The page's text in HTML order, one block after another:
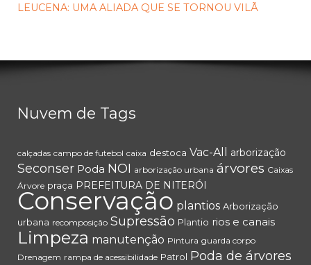
LEUCENA: UMA ALIADA QUE SE TORNOU VILÃ
Nuvem de Tags
calçadas campo de futebol caixa destoca Vac-All arborização
Seconser Poda NOI arborização urbana árvores Caixas
Árvore praça PREFEITURA DE NITERÓI
Conservação plantios Arborização
urbana recomposição Supressão Plantio rios e canais
Limpeza manutenção Pintura guarda corpo
Drenagem rampa de acessibilidade Patrol Poda de árvores